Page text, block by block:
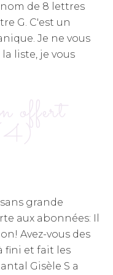
de 8 lettres
G. C'est un
Je ne vous
liste, je vous
(4)
grande
aux abonnées: Il
Avez-vous des
fini et fait les
Gisèle S a